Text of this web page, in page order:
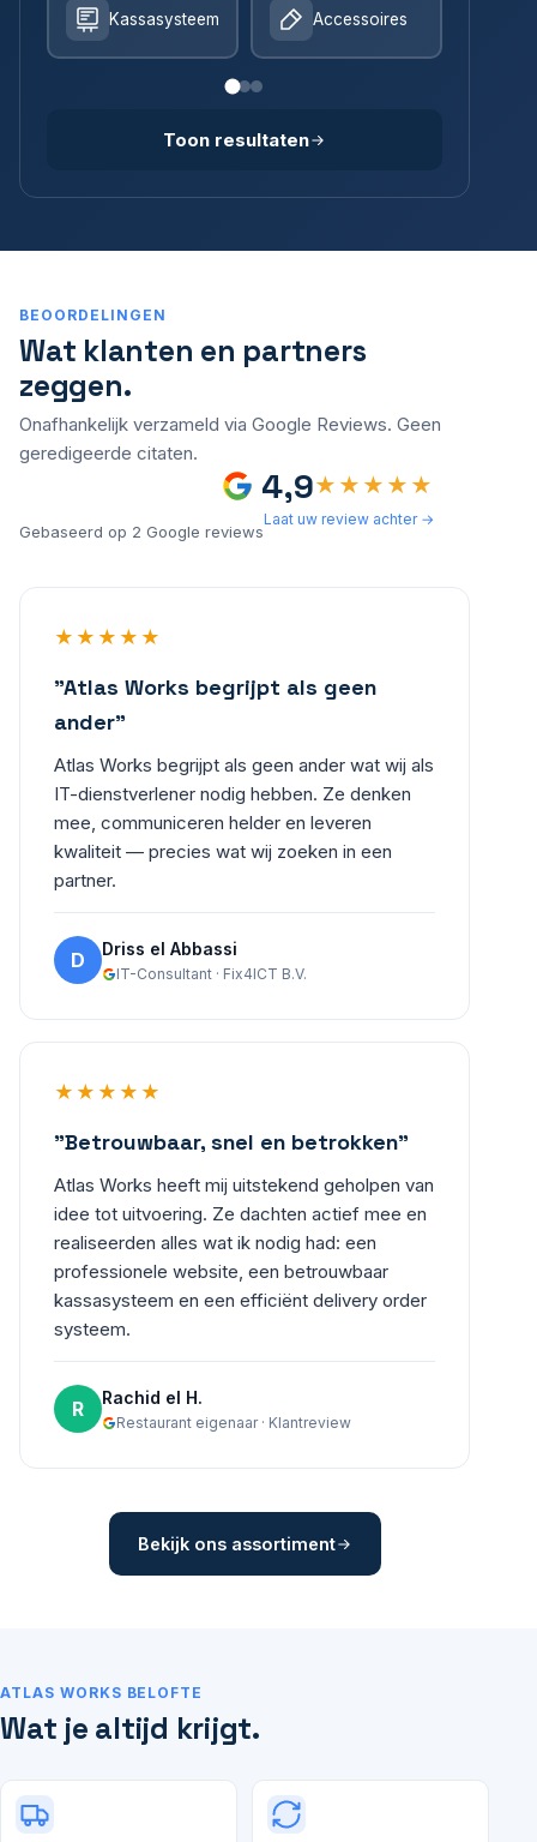
Kassasysteem Accessoires
Toon resultaten
BEOORDELINGEN
Wat klanten en partners
zeggen.
Onafhankelijk verzameld via Google Reviews. Geen
geredigeerde citaten.
4,9★★★★★
Gebaseerd op 2 Google reviews
Laat uw review achter →
★★★★★
"Atlas Works begrijpt als geen
ander"
Atlas Works begrijpt als geen ander wat wij als
IT-dienstverlener nodig hebben. Ze denken
mee, communiceren helder en leveren
kwaliteit — precies wat wij zoeken in een
partner.
D Driss el Abbassi
IT-Consultant · Fix4ICT B.V.
★★★★★
"Betrouwbaar, snel en betrokken"
Atlas Works heeft mij uitstekend geholpen van
idee tot uitvoering. Ze dachten actief mee en
realiseerden alles wat ik nodig had: een
professionele website, een betrouwbaar
kassasysteem en een efficiënt delivery order
systeem.
R Rachid el H.
Restaurant eigenaar · Klantreview
Bekijk ons assortiment
ATLAS WORKS BELOFTE
Wat je altijd krijgt.